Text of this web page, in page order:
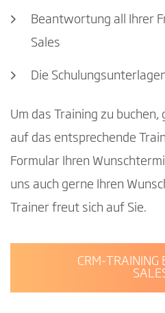
Beantwortung all Ihrer
Sales
Die
Um das Training zu buchen,
auf das entsprechende
Formular Ihren
uns auch gerne Ihren
Trainer freut sich auf Sie.
CRM-TRAINING